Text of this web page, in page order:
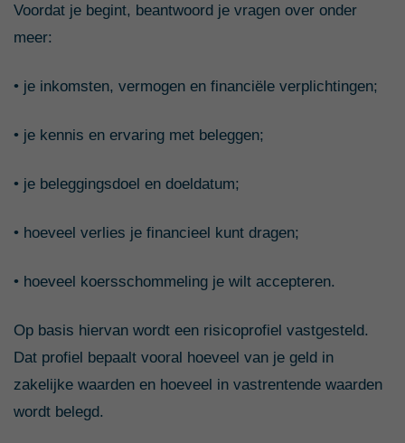
Voordat je begint, beantwoord je vragen over onder
meer:
• je inkomsten, vermogen en financiële verplichtingen;
• je kennis en ervaring met beleggen;
• je beleggingsdoel en doeldatum;
• hoeveel verlies je financieel kunt dragen;
• hoeveel koersschommeling je wilt accepteren.
Op basis hiervan wordt een risicoprofiel vastgesteld.
Dat profiel bepaalt vooral hoeveel van je geld in
zakelijke waarden en hoeveel in vastrentende waarden
wordt belegd.